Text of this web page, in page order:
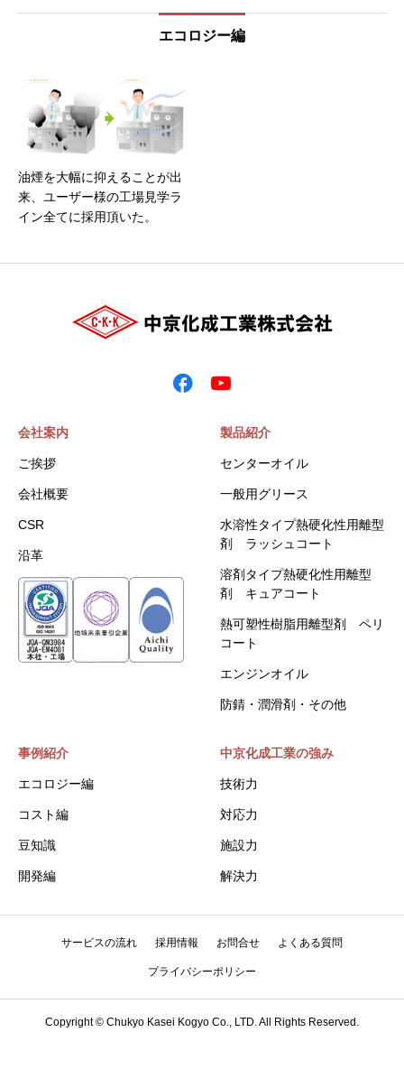
エコロジー編
油煙を大幅に抑えることが出
来、ユーザー様の工場見学ラ
イン全てに採用頂いた。
会社案内
ご挨拶
会社概要
CSR
沿革
製品紹介
センターオイル
一般用グリース
水溶性タイプ熱硬化性用離型
剤 ラッシュコート
溶剤タイプ熱硬化性用離型
剤 キュアコート
熱可塑性樹脂用離型剤 ペリ
コート
エンジンオイル
防錆・潤滑剤・その他
事例紹介
エコロジー編
コスト編
豆知識
開発編
中京化成工業の強み
技術力
対応力
施設力
解決力
サービスの流れ 採用情報 お問合せ よくある質問
プライバシーポリシー
Copyright © Chukyo Kasei Kogyo Co., LTD. All Rights Reserved.